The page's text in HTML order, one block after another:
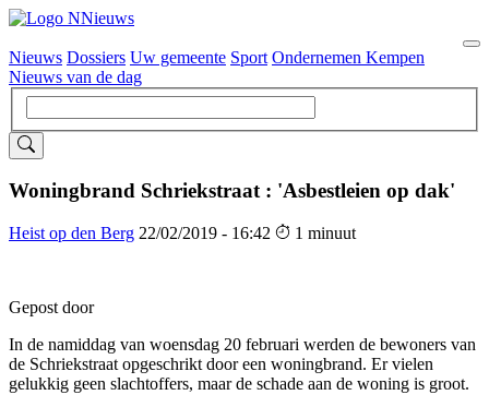
Hoofdnavigatie
Nieuws Dossiers Uw gemeente Sport Ondernemen Kempen
Nieuws van de dag
Woningbrand Schriekstraat : 'Asbestleien op dak'
Heist op den Berg 22/02/2019 - 16:42 1 minuut
Gepost door
In de namiddag van woensdag 20 februari werden de bewoners van
de Schriekstraat opgeschrikt door een woningbrand. Er vielen
gelukkig geen slachtoffers, maar de schade aan de woning is groot.